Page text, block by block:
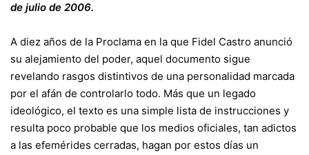
de julio de 2006.
A diez años de la Proclama en la que Fidel Castro anunció
su alejamiento del poder, aquel documento sigue
revelando rasgos distintivos de una personalidad marcada
por el afán de controlarlo todo. Más que un legado
ideológico, el texto es una simple lista de instrucciones y
resulta poco probable que los medios oficiales, tan adictos
a las efemérides cerradas, hagan por estos días un